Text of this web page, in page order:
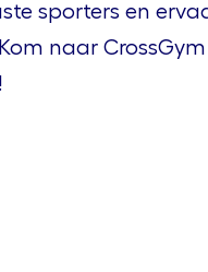
sporters en
naar CrossGym